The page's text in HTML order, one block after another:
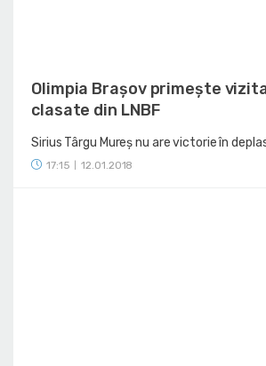
Olimpia Brașov primește
clasate din LNBF
Sirius Târgu Mureș nu are victorie în
17:15 12.01.2018